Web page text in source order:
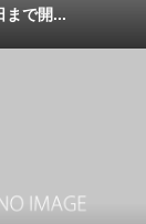
まで開...